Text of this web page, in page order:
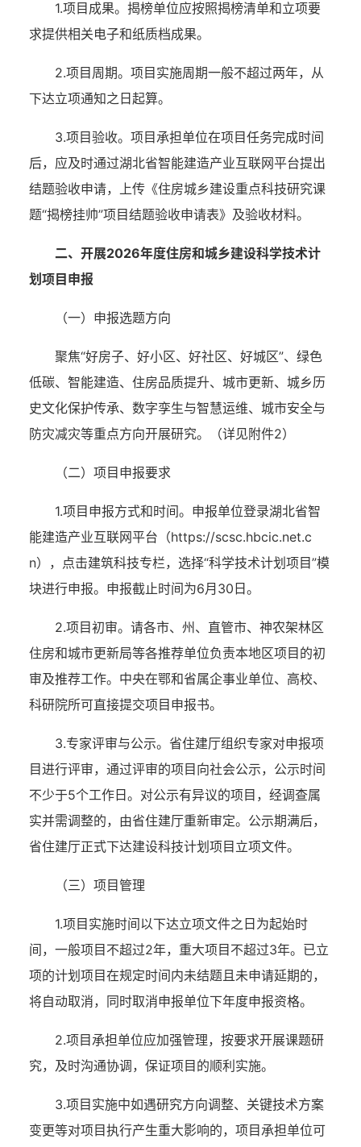
1.项目成果。揭榜单位应按照揭榜清单和立项要
求提供相关电子和纸质档成果。
2.项目周期。项目实施周期一般不超过两年，从
下达立项通知之日起算。
3.项目验收。项目承担单位在项目任务完成时间
后，应及时通过湖北省智能建造产业互联网平台提出
结题验收申请，上传《住房城乡建设重点科技研究课
题“揭榜挂帅”项目结题验收申请表》及验收材料。
二、开展2026年度住房和城乡建设科学技术计
划项目申报
（一）申报选题方向
聚焦“好房子、好小区、好社区、好城区”、绿色
低碳、智能建造、住房品质提升、城市更新、城乡历
史文化保护传承、数字孪生与智慧运维、城市安全与
防灾减灾等重点方向开展研究。（详见附件2）
（二）项目申报要求
1.项目申报方式和时间。申报单位登录湖北省智
能建造产业互联网平台（https://scsc.hbcic.net.c
n），点击建筑科技专栏，选择“科学技术计划项目”模
块进行申报。申报截止时间为6月30日。
2.项目初审。请各市、州、直管市、神农架林区
住房和城市更新局等各推荐单位负责本地区项目的初
审及推荐工作。中央在鄂和省属企事业单位、高校、
科研院所可直接提交项目申报书。
3.专家评审与公示。省住建厅组织专家对申报项
目进行评审，通过评审的项目向社会公示，公示时间
不少于5个工作日。对公示有异议的项目，经调查属
实并需调整的，由省住建厅重新审定。公示期满后，
省住建厅正式下达建设科技计划项目立项文件。
（三）项目管理
1.项目实施时间以下达立项文件之日为起始时
间，一般项目不超过2年，重大项目不超过3年。已立
项的计划项目在规定时间内未结题且未申请延期的，
将自动取消，同时取消申报单位下年度申报资格。
2.项目承担单位应加强管理，按要求开展课题研
究，及时沟通协调，保证项目的顺利实施。
3.项目实施中如遇研究方向调整、关键技术方案
变更等对项目执行产生重大影响的，项目承担单位可